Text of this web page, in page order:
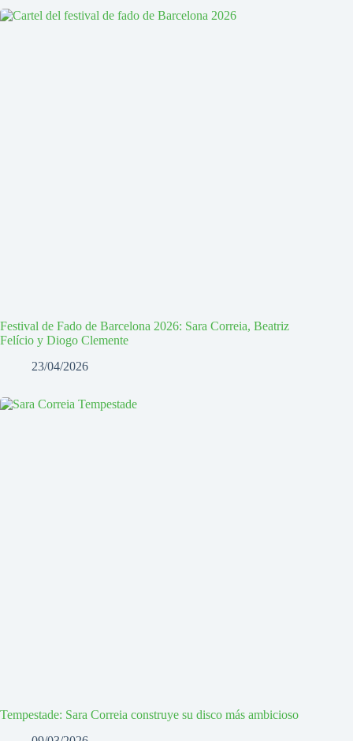
Festival de Fado de Barcelona 2026: Sara Correia, Beatriz
Felício y Diogo Clemente
23/04/2026
Tempestade: Sara Correia construye su disco más ambicioso